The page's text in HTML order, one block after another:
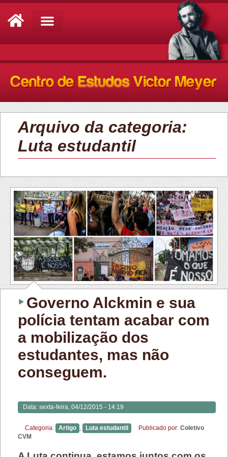
Arquivo da categoria:
Luta estudantil
Governo Alckmin e sua
polícia tentam acabar com
a mobilização dos
estudantes, mas não
conseguem.
Data: sexta-feira, 04/12/2015 - 14:19
Categoria: Artigo Luta estudantil Publicado por: Coletivo
CVM